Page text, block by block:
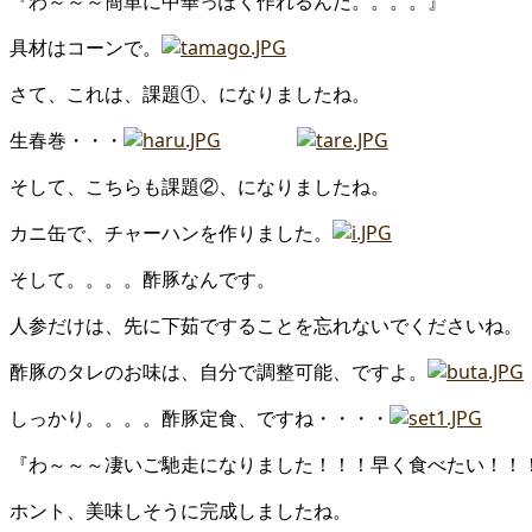
具材はコーンで。
さて、これは、課題①、になりましたね。
生春巻・・・
そして、こちらも課題②、になりましたね。
カニ缶で、チャーハンを作りました。
そして。。。。酢豚なんです。
人参だけは、先に下茹ですることを忘れないでくださいね。
酢豚のタレのお味は、自分で調整可能、ですよ。
しっかり。。。。酢豚定食、ですね・・・・
『わ～～～凄いご馳走になりました！！！早く食べたい！！
ホント、美味しそうに完成しましたね。